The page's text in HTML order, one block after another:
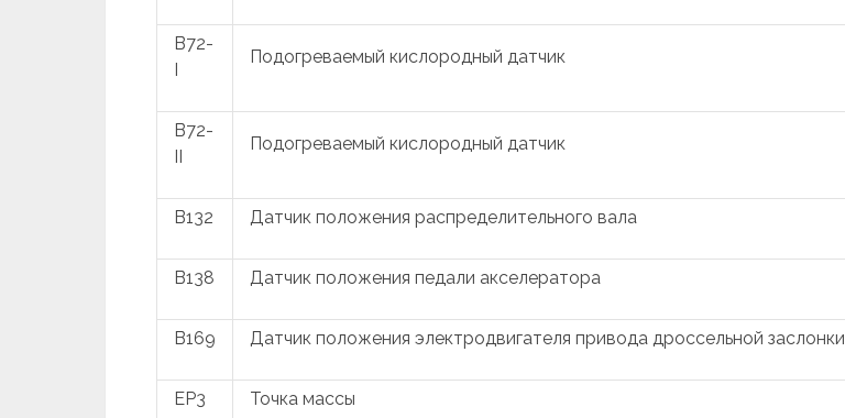
B72-
I
Подогреваемый кислородный датчик
B72-
II
Подогреваемый кислородный датчик
B132 Датчик положения распределительного вала
B138 Датчик положения педали акселератора
B169 Датчик положения электродвигателя привода дроссельной заслонки
EP3 Точка массы